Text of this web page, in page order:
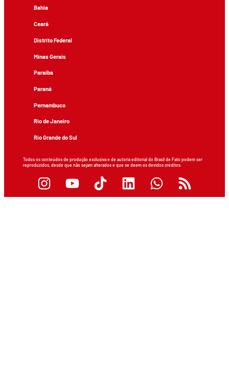
Bahia
Ceará
Distrito Federal
Minas Gerais
Paraíba
Paraná
Pernambuco
Rio de Janeiro
Rio Grande do Sul
Todos os conteúdos de produção exclusiva e de autoria editorial do Brasil de Fato podem ser
reproduzidos, desde que não sejam alterados e que se deem os devidos créditos.